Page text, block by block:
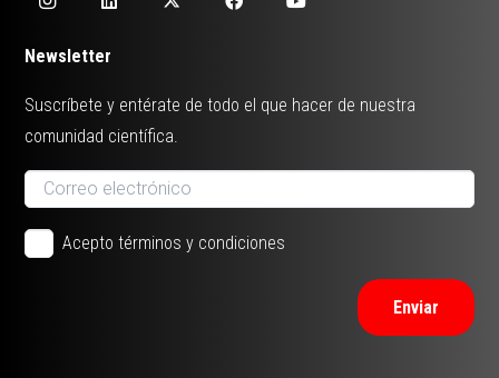
Newsletter
Suscríbete y entérate de todo el que hacer de nuestra
comunidad científica.
Acepto términos y condiciones
Enviar